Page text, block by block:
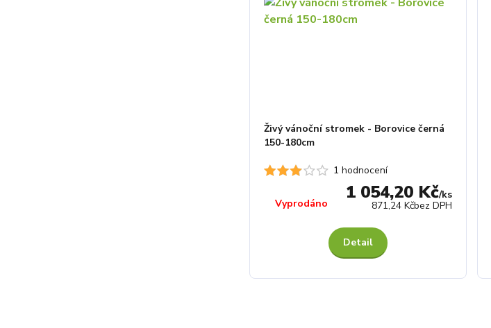
1 hodnocení
Živý vánoční stromek - Borovice černá
150-180cm
1 054,20 Kč/ks
871,24 Kčbez DPH
Vyprodáno
Detail